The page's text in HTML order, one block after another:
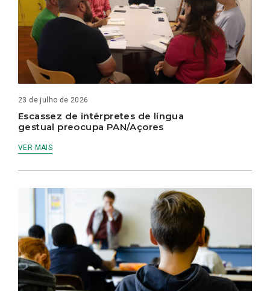
23 de julho de 2026
Escassez de intérpretes de língua
gestual preocupa PAN/Açores
VER MAIS